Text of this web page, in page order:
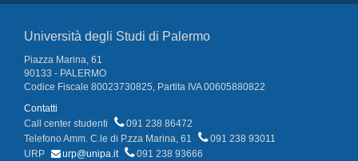
Università degli Studi di Palermo
Piazza Marina, 61
90133 - PALERMO
Codice Fiscale 80023730825, Partita IVA 00605880822
Contatti
Call center studenti
091 238 86472
Telefono Amm. C.le di P.zza Marina, 61
091 238 93011
URP
urp@unipa.it
091 238 93666